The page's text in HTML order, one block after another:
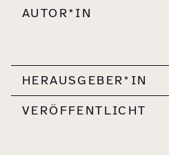
AUTOR*IN
HERAUSGEBER*IN
VERÖFFENTLICHT